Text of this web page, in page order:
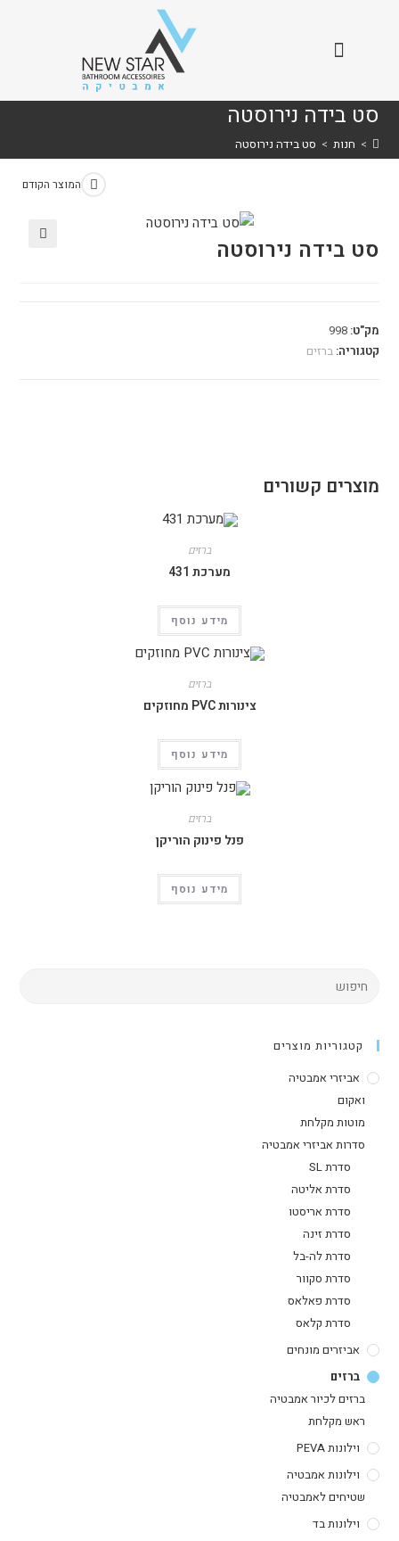
סט בידה נירוסטה
> חנות > סט בידה נירוסטה
המוצר הקודם
סט בידה נירוסטה
מק"ט:998
קטגוריה:ברזים
מוצרים קשורים
ברזים
מערכת 431
מידע נוסף
ברזים
צינורות PVC מחוזקים
מידע נוסף
ברזים
פנל פינוק הוריקן
מידע נוסף
קטגוריות מוצרים
אביזרי אמבטיה
ואקום
מוטות מקלחת
סדרות אביזרי אמבטיה
סדרת SL
סדרת אליטה
סדרת אריסטו
סדרת זינה
סדרת לה-בל
סדרת סקוור
סדרת פאלאס
סדרת קלאס
אביזרים מונחים
ברזים
ברזים לכיור אמבטיה
ראש מקלחת
וילונות PEVA
וילונות אמבטיה
שטיחים לאמבטיה
וילונות בד